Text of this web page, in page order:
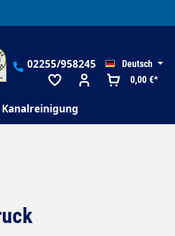
0,00 €*
02255/958245 Deutsch
Kanalreinigung